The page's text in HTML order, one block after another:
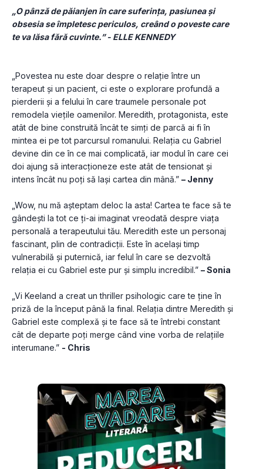
„O pânză de păianjen în care suferința, pasiunea și
obsesia se împletesc periculos, creând o poveste care
te va lăsa fără cuvinte.” - ELLE KENNEDY
„Povestea nu este doar despre o relație între un
terapeut și un pacient, ci este o explorare profundă a
pierderii și a felului în care traumele personale pot
remodela viețile oamenilor. Meredith, protagonista, este
atât de bine construită încât te simți de parcă ai fi în
mintea ei pe tot parcursul romanului. Relația cu Gabriel
devine din ce în ce mai complicată, iar modul în care cei
doi ajung să interacționeze este atât de tensionat și
intens încât nu poți să lași cartea din mână.” – Jenny
„Wow, nu mă așteptam deloc la asta! Cartea te face să te
gândești la tot ce ți-ai imaginat vreodată despre viața
personală a terapeutului tău. Meredith este un personaj
fascinant, plin de contradicții. Este în același timp
vulnerabilă și puternică, iar felul în care se dezvoltă
relația ei cu Gabriel este pur și simplu incredibil.” – Sonia
„Vi Keeland a creat un thriller psihologic care te ține în
priză de la început până la final. Relația dintre Meredith și
Gabriel este complexă și te face să te întrebi constant
cât de departe poți merge când vine vorba de relațiile
interumane.” - Chris